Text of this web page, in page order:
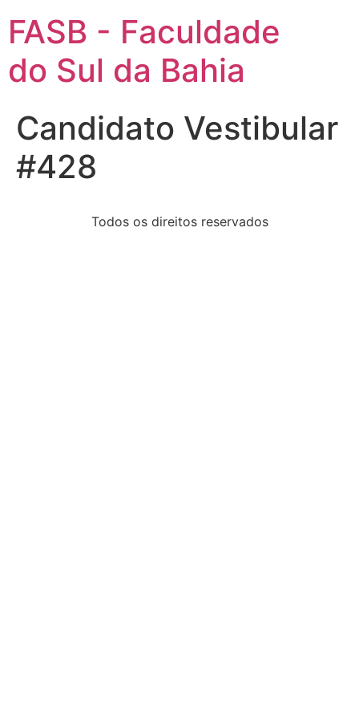
FASB - Faculdade
do Sul da Bahia
Candidato Vestibular
#428
Todos os direitos reservados